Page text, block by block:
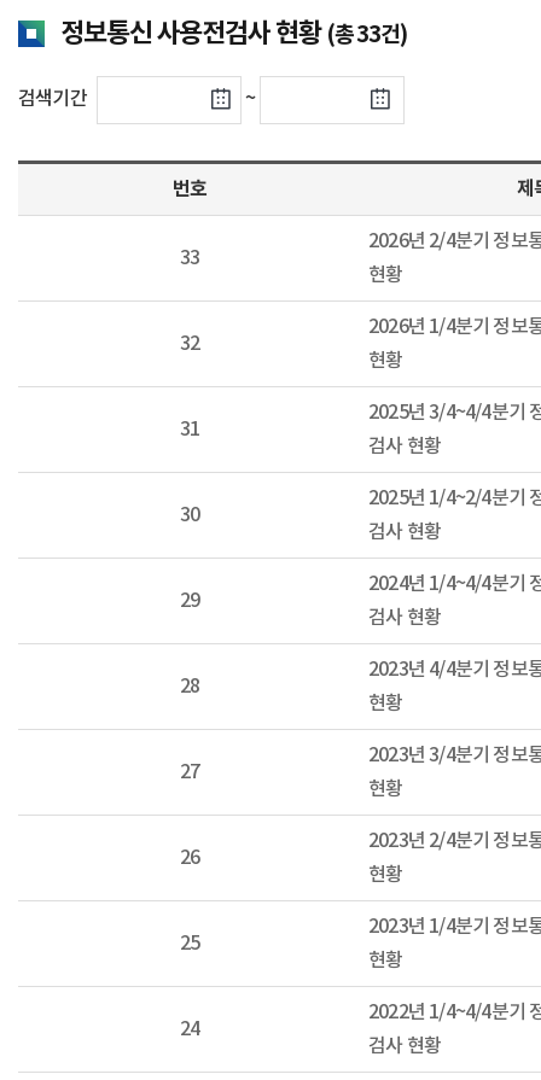
정보통신 사용전검사 현황 (총 33건)
검색기간 ~
번호 제
33
2026년 2/4분기 정보
현황
32
2026년 1/4분기 정보
현황
31
2025년 3/4~4/4분기
검사 현황
30
2025년 1/4~2/4분기
검사 현황
29
2024년 1/4~4/4분기
검사 현황
28
2023년 4/4분기 정보
현황
27
2023년 3/4분기 정보
현황
26
2023년 2/4분기 정보
현황
25
2023년 1/4분기 정보
현황
24
2022년 1/4~4/4분기
검사 현황